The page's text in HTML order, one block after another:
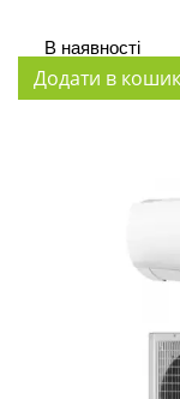
В наявності